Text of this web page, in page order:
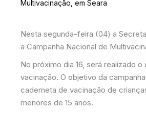
Nesta segunda-feira (04) a
a Campanha Nacional de
No próximo dia 16, será realizado o
vacinação. O objetivo da
caderneta de vacinação de
menores de 15 anos.